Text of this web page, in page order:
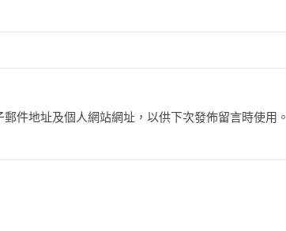
件地址及個人網站網址，以供下次發佈留言時使用。